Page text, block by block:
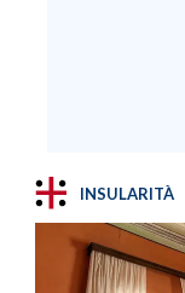
INSULARITÀ